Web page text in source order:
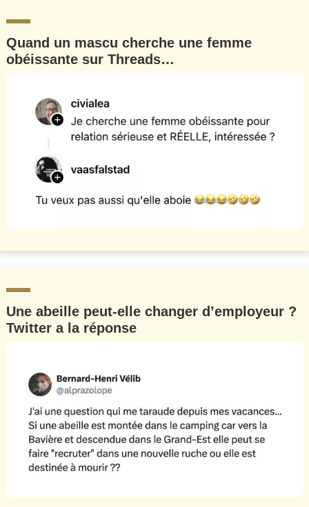
Quand un mascu cherche une femme
obéissante sur Threads…
Une abeille peut-elle changer d’employeur ?
Twitter a la réponse